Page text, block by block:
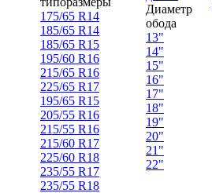
175/65 R14
185/65 R14
185/65 R15
195/60 R16
215/65 R16
225/65 R17
195/65 R15
205/55 R16
215/55 R16
215/60 R17
225/60 R18
235/55 R17
235/55 R18
Диаметр
обода
13"
14"
15"
16"
17"
18"
19"
20"
21"
22"